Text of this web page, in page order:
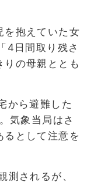
を抱えていた女
4日間取り残さ
りの母親ととも
から避難した
気象当局はさ
るとして注意を
測されるが、